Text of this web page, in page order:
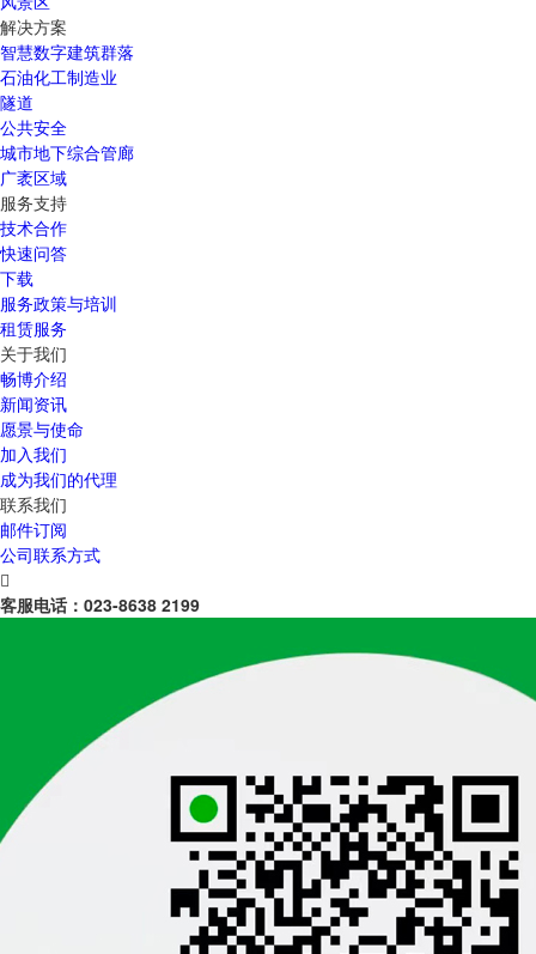
解决方案
智慧数字建筑群落
石油化工制造业
隧道
公共安全
城市地下综合管廊
广袤区域
服务支持
技术合作
快速问答
下载
服务政策与培训
租赁服务
关于我们
畅博介绍
新闻资讯
愿景与使命
加入我们
成为我们的代理
联系我们
邮件订阅
公司联系方式

客服电话： 023-8638 2199